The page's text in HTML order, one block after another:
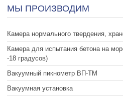
МЫ ПРОИЗВОДИМ
Камера нормального твердения,
Камера для испытания бетона на
-18 градусов)
Вакуумный пикнометр ВП-ТМ
Вакуумная установка